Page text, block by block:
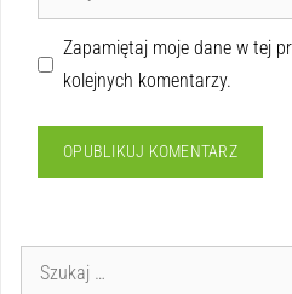
Zapamiętaj moje dane w tej
kolejnych komentarzy.